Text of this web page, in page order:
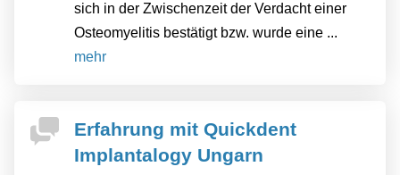
sich in der Zwischenzeit der Verdacht einer
Osteomyelitis bestätigt bzw. wurde eine ...
mehr
Erfahrung mit Quickdent
Implantalogy Ungarn